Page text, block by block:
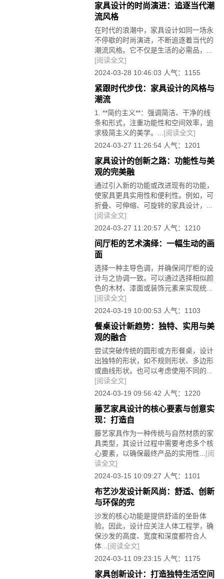
家具设计的时尚演进：追逐当代潮
流风格
在时代的浪潮中，家具设计如同一场永
不停歇的时尚演进，不断追逐着当代的
潮流风格。它不仅是生活的必需品，...
[阅读全文]
2024-03-28 10:46:03 人气：1155
紧跟时代步伐：家具设计的风格与
潮流
1. **简约主义**：强调简洁、干净的线
条和形式，注重功能性和空间效率，追
求极简主义的美学。... [阅读全文]
2024-03-27 11:26:54 人气：1201
家具设计的创新之路：功能性与美
观的完美融
通过引入新的功能或改进现有的功能，
使家具更具实用性和便利性。例如，可
折叠、可伸缩、可旋转的家具设计，...
[阅读全文]
2024-03-27 11:20:57 人气：1210
间厅柜的艺术演绎：一幅生动的画
面
选择一种主导色调，并确保间厅柜的设
计与之协调一致。可以通过选择相似颜
色的木材、漆面或装饰元素来实现统...
[阅读全文]
2024-03-19 10:00:53 人气：1103
餐桌设计新趋势：独特、实用与美
观的融合
尝试突破传统的圆形或方形餐桌，设计
出独特的形状，如不规则形状、多边形
或曲线形状。也可以考虑使用不同的...
[阅读全文]
2024-03-19 09:56:42 人气：1220
藤艺家具设计的核心要素与创意实
现：打造自
藤艺家具作为一种传统与自然材质的家
具类型，其设计过程中需要考虑多个核
心要素，以确保最终产品的实用性... [阅
读全文]
2024-03-15 10:09:27 人气：1101
布艺沙发设计新风尚：舒适、创新
与环保的完
沙发的核心功能是提供舒适的坐卧体
验。因此，设计应关注人体工程学，确
保沙发的高度、宽度和深度都符合人
体... [阅读全文]
2024-03-11 09:23:15 人气：1175
家具创新设计：打造独特生活空间